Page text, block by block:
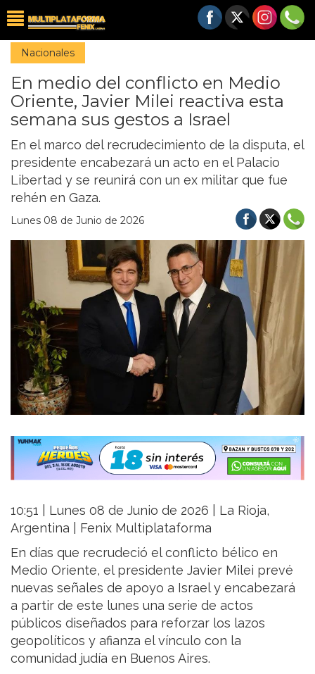
Nacionales
En medio del conflicto en Medio
Oriente, Javier Milei reactiva esta
semana sus gestos a Israel
En el marco del recrudecimiento de la disputa, el
presidente encabezará un acto en el Palacio
Libertad y se reunirá con un ex militar que fue
rehén en Gaza.
Lunes 08 de Junio de 2026
10:51 | Lunes 08 de Junio de 2026 | La Rioja,
Argentina | Fenix Multiplataforma
En días que recrudeció el conflicto bélico en
Medio Oriente, el presidente Javier Milei prevé
nuevas señales de apoyo a Israel y encabezará
a partir de este lunes una serie de actos
públicos diseñados para reforzar los lazos
geopolíticos y afianza el vínculo con la
comunidad judía en Buenos Aires.